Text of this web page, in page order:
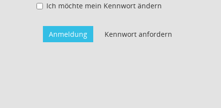
Ich möchte mein Kennwort ändern